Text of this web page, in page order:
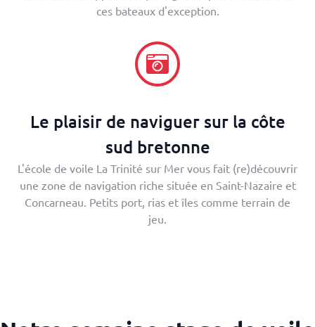
ces bateaux d'exception.
Le plaisir de naviguer sur la côte
sud bretonne
L'école de voile La Trinité sur Mer vous fait (re)découvrir
une zone de navigation riche située en Saint-Nazaire et
Concarneau. Petits port, rias et îles comme terrain de
jeu.